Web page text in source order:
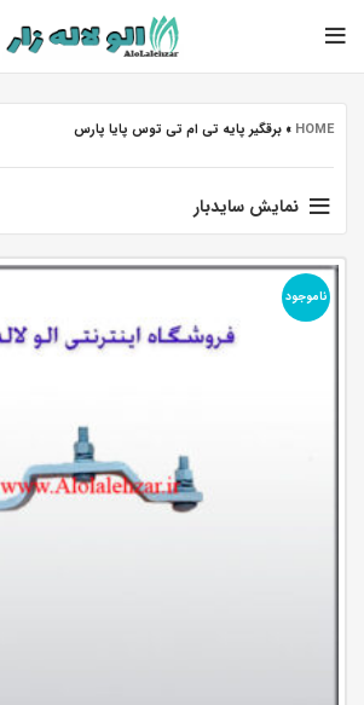
HOME
» برقگیر پایه تی ام تی توس پایا پارس
نمایش سایدبار
ناموجود